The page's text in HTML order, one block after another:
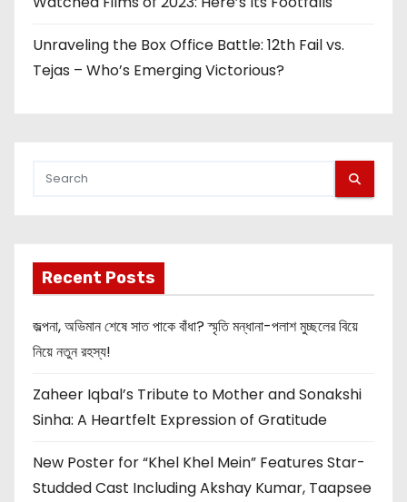
Unraveling the Box Office Battle: 12th Fail vs.
Tejas – Who’s Emerging Victorious?
Recent Posts
জল্পনা, অভিমান শেষে সাত পাকে বাঁধা? স্মৃতি মন্ধানা-পলাশ মুচ্ছলের বিয়ে
নিয়ে নতুন রহস্য!
Zaheer Iqbal’s Tribute to Mother and Sonakshi
Sinha: A Heartfelt Expression of Gratitude
New Poster for “Khel Khel Mein” Features Star-
Studded Cast Including Akshay Kumar, Taapsee